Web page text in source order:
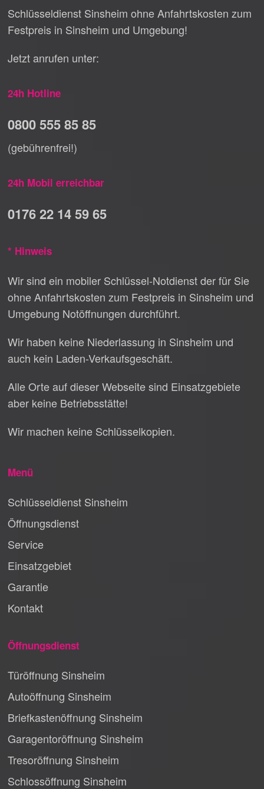
Schlüsseldienst Sinsheim ohne Anfahrtskosten zum
Festpreis in Sinsheim und Umgebung!
Jetzt anrufen unter:
24h Hotline
0800 555 85 85
(gebührenfrei!)
24h Mobil erreichbar
0176 22 14 59 65
* Hinweis
Wir sind ein mobiler Schlüssel-Notdienst der für Sie
ohne Anfahrtskosten zum Festpreis in Sinsheim und
Umgebung Notöffnungen durchführt.
Wir haben keine Niederlassung in Sinsheim und
auch kein Laden-Verkaufsgeschäft.
Alle Orte auf dieser Webseite sind Einsatzgebiete
aber keine Betriebsstätte!
Wir machen keine Schlüsselkopien.
Menü
Schlüsseldienst Sinsheim
Öffnungsdienst
Service
Einsatzgebiet
Garantie
Kontakt
Öffnungsdienst
Türöffnung Sinsheim
Autoöffnung Sinsheim
Briefkastenöffnung Sinsheim
Garagentoröffnung Sinsheim
Tresoröffnung Sinsheim
Schlossöffnung Sinsheim